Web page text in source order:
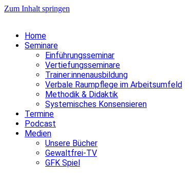
Zum Inhalt springen
Home
Seminare
Einführungsseminar
Vertiefungsseminare
Trainer:innenausbildung
Verbale Raumpflege im Arbeitsumfeld
Methodik & Didaktik
Systemisches Konsensieren
Termine
Podcast
Medien
Unsere Bücher
Gewaltfrei-TV
GFK Spiel